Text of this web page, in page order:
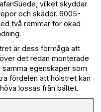
vilket skyddar
och skador. 6005-
två remmar för ökad
är dess förmåga att
det redan monterade
egenskaper som
fördelen att hölstret kan
lossas från bältet.